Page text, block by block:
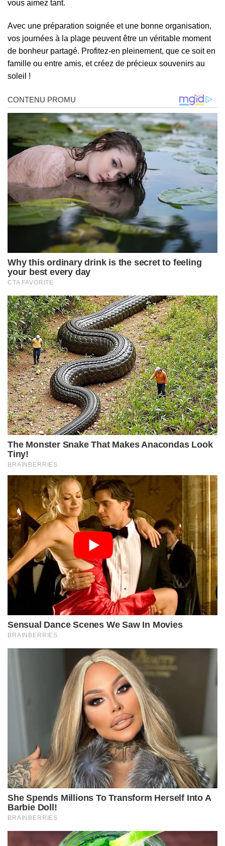
vous aimez tant.
Avec une préparation soignée et une bonne organisation,
vos journées à la plage peuvent être un véritable moment
de bonheur partagé. Profitez-en pleinement, que ce soit en
famille ou entre amis, et créez de précieux souvenirs au
soleil !